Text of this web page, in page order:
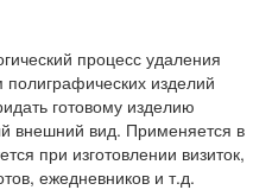
процесс удаления
изделий
готовому изделию
внешний вид. Применяется в
при изготовлении визиток,
ежедневников и т.д.